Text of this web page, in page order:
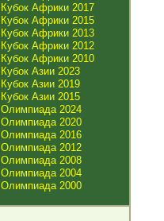
Кубок Африки 2017
Кубок Африки 2015
Кубок Африки 2013
Кубок Африки 2012
Кубок Африки 2010
Кубок Азии 2023
Кубок Азии 2019
Кубок Азии 2015
Олимпиада 2024
Олимпиада 2020
Олимпиада 2016
Олимпиада 2012
Олимпиада 2008
Олимпиада 2004
Олимпиада 2000